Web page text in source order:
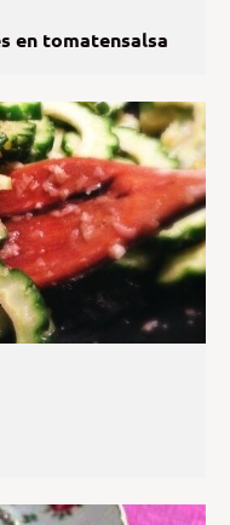
en tomatensalsa